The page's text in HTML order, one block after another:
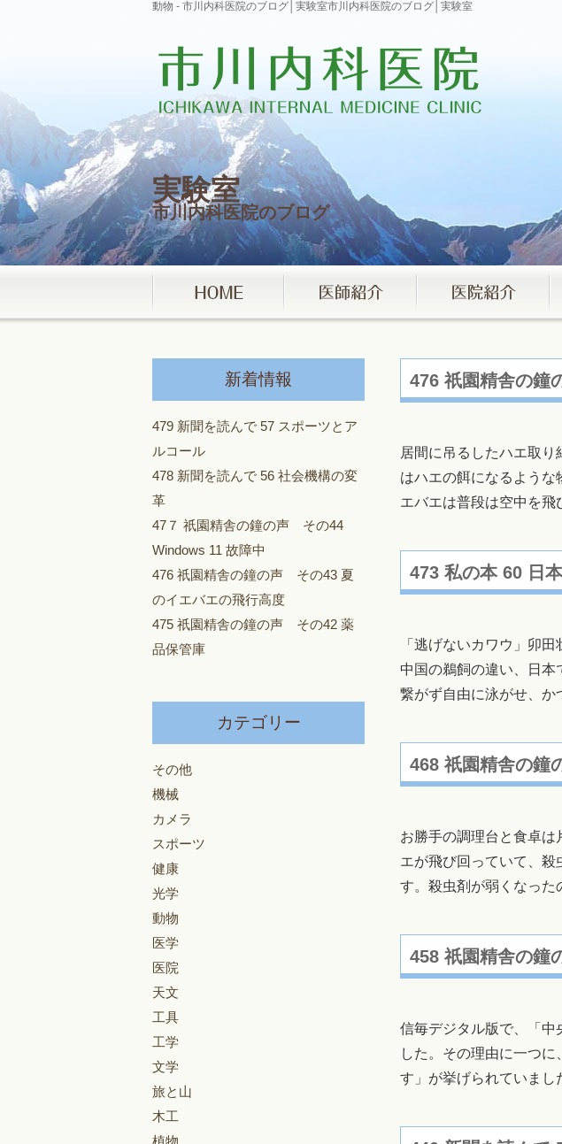
動物 - 市川内科医院のブログ│実験室市川内科医院のブログ│実験室
実験室
市川内科医院のブログ
476 祇園精舎の鐘
居間に吊るしたハエ取
はハエの餌になるような
エバエは普段は空中を飛
473 私の本 60 日
「逃げないカワウ」卯
中国の鵜飼の違い、日
繋がず自由に泳がせ、か
468 祇園精舎の鐘
お勝手の調理台と食卓
エが飛び回っていて、殺
す。殺虫剤が弱くなった
458 祇園精舎の鐘
信毎デジタル版で、「中
した。その理由に一つ
す」が挙げられていまし
新着情報
479 新聞を読んで 57 スポーツとア
ルコール
478 新聞を読んで 56 社会機構の変
革
47７ 祇園精舎の鐘の声 その44
Windows 11 故障中
476 祇園精舎の鐘の声 その43 夏
のイエバエの飛行高度
475 祇園精舎の鐘の声 その42 薬
品保管庫
カテゴリー
その他
機械
カメラ
スポーツ
健康
光学
動物
医学
医院
天文
工具
工学
文学
旅と山
木工
植物